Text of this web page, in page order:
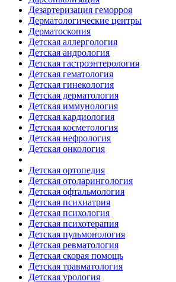
Дезартеризация геморроя
Дерматологические центры
Дерматоскопия
Детская аллергология
Детская андрология
Детская гастроэнтерология
Детская гематология
Детская гинекология
Детская дерматология
Детская иммунология
Детская кардиология
Детская косметология
Детская нефрология
Детская онкология
Детская ортопедия
Детская отоларингология
Детская офтальмология
Детская психиатрия
Детская психология
Детская психотерапия
Детская пульмонология
Детская ревматология
Детская скорая помощь
Детская травматология
Детская урология